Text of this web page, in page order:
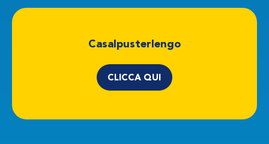
Casalpusterlengo
CLICCA QUI